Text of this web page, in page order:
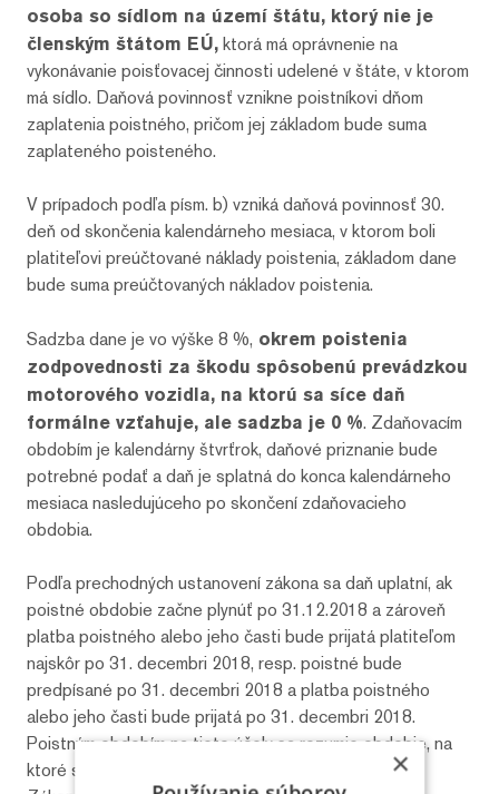
osoba so sídlom na území štátu, ktorý nie je
členským štátom EÚ, ktorá má oprávnenie na
vykonávanie poisťovacej činnosti udelené v štáte, v ktorom
má sídlo. Daňová povinnosť vznikne poistníkovi dňom
zaplatenia poistného, pričom jej základom bude suma
zaplateného poisteného.
V prípadoch podľa písm. b) vzniká daňová povinnosť 30.
deň od skončenia kalendárneho mesiaca, v ktorom boli
platiteľovi preúčtované náklady poistenia, základom dane
bude suma preúčtovaných nákladov poistenia.
Sadzba dane je vo výške 8 %, okrem poistenia
zodpovednosti za škodu spôsobenú prevádzkou
motorového vozidla, na ktorú sa síce daň
formálne vzťahuje, ale sadzba je 0 %. Zdaňovacím
obdobím je kalendárny štvrťrok, daňové priznanie bude
potrebné podať a daň je splatná do konca kalendárneho
mesiaca nasledujúceho po skončení zdaňovacieho
obdobia.
Podľa prechodných ustanovení zákona sa daň uplatní, ak
poistné obdobie začne plynúť po 31.12.2018 a zároveň
platba poistného alebo jeho časti bude prijatá platiteľom
najskôr po 31. decembri 2018, resp. poistné bude
predpísané po 31. decembri 2018 a platba poistného
alebo jeho časti bude prijatá po 31. decembri 2018.
Poistným obdobím na tieto účely sa rozumie obdobie, na
ktoré sa platba poistného alebo jeho časti vzťahuje.
×